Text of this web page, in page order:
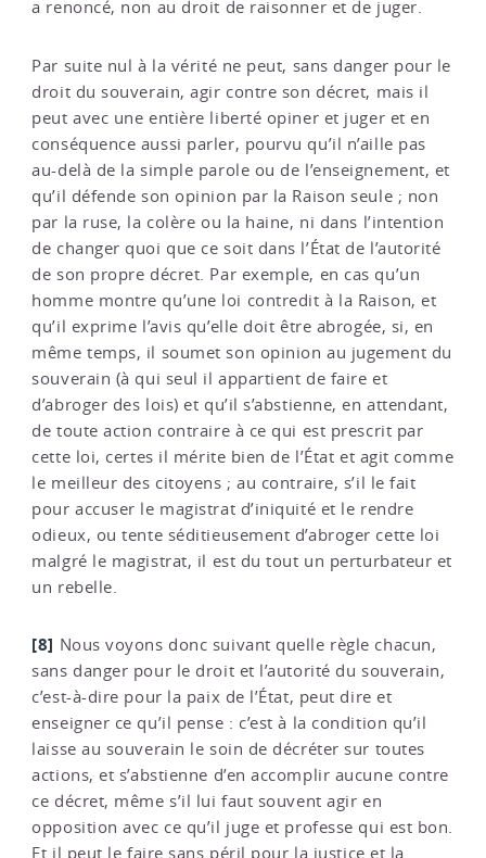
a renoncé, non au droit de raisonner et de juger.
Par suite nul à la vérité ne peut, sans danger pour le
droit du souverain, agir contre son décret, mais il
peut avec une entière liberté opiner et juger et en
conséquence aussi parler, pourvu qu’il n’aille pas
au-delà de la simple parole ou de l’enseignement, et
qu’il défende son opinion par la Raison seule ; non
par la ruse, la colère ou la haine, ni dans l’intention
de changer quoi que ce soit dans l’État de l’autorité
de son propre décret. Par exemple, en cas qu’un
homme montre qu’une loi contredit à la Raison, et
qu’il exprime l’avis qu’elle doit être abrogée, si, en
même temps, il soumet son opinion au jugement du
souverain (à qui seul il appartient de faire et
d’abroger des lois) et qu’il s’abstienne, en attendant,
de toute action contraire à ce qui est prescrit par
cette loi, certes il mérite bien de l’État et agit comme
le meilleur des citoyens ; au contraire, s’il le fait
pour accuser le magistrat d’iniquité et le rendre
odieux, ou tente séditieusement d’abroger cette loi
malgré le magistrat, il est du tout un perturbateur et
un rebelle.
[8] Nous voyons donc suivant quelle règle chacun,
sans danger pour le droit et l’autorité du souverain,
c’est-à-dire pour la paix de l’État, peut dire et
enseigner ce qu’il pense : c’est à la condition qu’il
laisse au souverain le soin de décréter sur toutes
actions, et s’abstienne d’en accomplir aucune contre
ce décret, même s’il lui faut souvent agir en
opposition avec ce qu’il juge et professe qui est bon.
Et il peut le faire sans péril pour la justice et la